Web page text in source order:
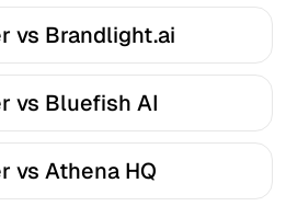
vs Brandlight.ai
vs Bluefish AI
vs Athena HQ